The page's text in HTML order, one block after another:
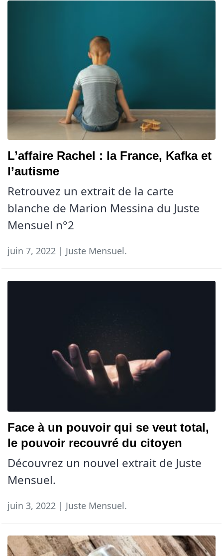
L’affaire Rachel : la France, Kafka et
l’autisme
Retrouvez un extrait de la carte
blanche de Marion Messina du Juste
Mensuel n°2
juin 7, 2022 | Juste Mensuel.
Face à un pouvoir qui se veut total,
le pouvoir recouvré du citoyen
Découvrez un nouvel extrait de Juste
Mensuel.
juin 3, 2022 | Juste Mensuel.